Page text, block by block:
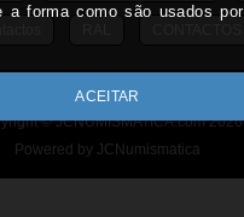
Regime de Isenção - ART.53 do CIVA
© JCNUMISMATICA.com 2026
Powered by JCNumismatica